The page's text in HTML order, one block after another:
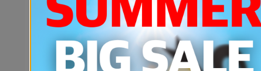
다이소에-인테리어아이템-추천해주라-가-287a763d
자기들은-미래에대해서-얼마나-걱정하는-a629d2b
어제-남친-만나서-같이-있는데-갑자기-d78e206a